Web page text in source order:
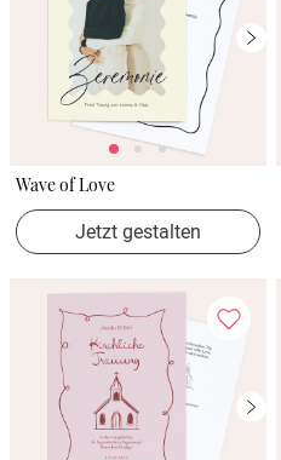
Wave of Love
Jetzt gestalten